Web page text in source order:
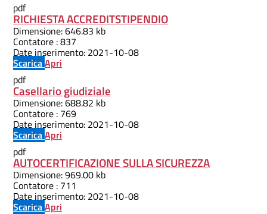
pdf
RICHIESTA ACCREDITSTIPENDIO
Dimensione:646.83 kb
Contatore :837
Date inserimento: 2021-10-08
ScaricaApri
pdf
Casellario giudiziale
Dimensione:688.82 kb
Contatore : 769
Date inserimento: 2021-10-08
ScaricaApri
pdf
AUTOCERTIFICAZIONE SULLA SICUREZZA
Dimensione:969.00 kb
Contatore : 711
Date inserimento: 2021-10-08
ScaricaApri